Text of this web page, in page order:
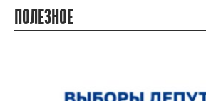
ПОЛЕЗНОЕ